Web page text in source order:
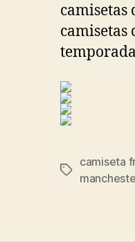
camisetas
Etiquetas
camiseta